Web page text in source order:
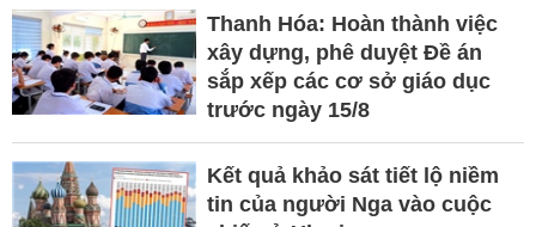
Thanh Hóa: Hoàn thành việc
xây dựng, phê duyệt Đề án
sắp xếp các cơ sở giáo dục
trước ngày 15/8
Kết quả khảo sát tiết lộ niềm
tin của người Nga vào cuộc